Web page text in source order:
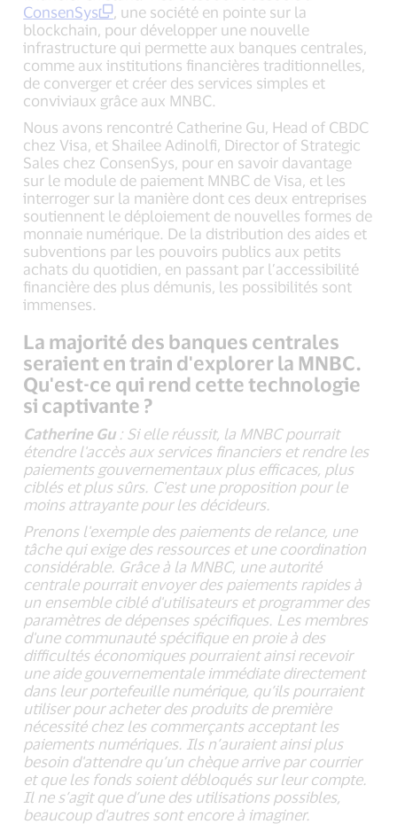
ConsenSys
, une société en pointe sur la
blockchain, pour développer une nouvelle
infrastructure qui permette aux banques centrales,
comme aux institutions financières traditionnelles,
de converger et créer des services simples et
conviviaux grâce aux MNBC.
Nous avons rencontré Catherine Gu, Head of CBDC
chez Visa, et Shailee Adinolfi, Director of Strategic
Sales chez ConsenSys, pour en savoir davantage
sur le module de paiement MNBC de Visa, et les
interroger sur la manière dont ces deux entreprises
soutiennent le déploiement de nouvelles formes de
monnaie numérique. De la distribution des aides et
subventions par les pouvoirs publics aux petits
achats du quotidien, en passant par l’accessibilité
financière des plus démunis, les possibilités sont
immenses.
La majorité des banques centrales
seraient en train d'explorer la MNBC.
Qu'est-ce qui rend cette technologie
si captivante ?
Catherine Gu: Si elle réussit, la MNBC pourrait
étendre l'accès aux services financiers et rendre les
paiements gouvernementaux plus efficaces, plus
ciblés et plus sûrs. C'est une proposition pour le
moins attrayante pour les décideurs.
Prenons l'exemple des paiements de relance, une
tâche qui exige des ressources et une coordination
considérable. Grâce à la MNBC, une autorité
centrale pourrait envoyer des paiements rapides à
un ensemble ciblé d'utilisateurs et programmer des
paramètres de dépenses spécifiques. Les membres
d'une communauté spécifique en proie à des
difficultés économiques pourraient ainsi recevoir
une aide gouvernementale immédiate directement
dans leur portefeuille numérique, qu’ils pourraient
utiliser pour acheter des produits de première
nécessité chez les commerçants acceptant les
paiements numériques. Ils n’auraient ainsi plus
besoin d'attendre qu’un chèque arrive par courrier
et que les fonds soient débloqués sur leur compte.
Il ne s’agit que d’une des utilisations possibles,
beaucoup d'autres sont encore à imaginer.